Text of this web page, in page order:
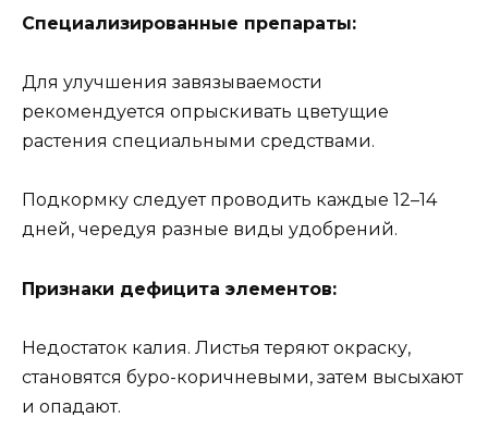
Специализированные препараты:
Для улучшения завязываемости
рекомендуется опрыскивать цветущие
растения специальными средствами.
Подкормку следует проводить каждые 12–14
дней, чередуя разные виды удобрений.
Признаки дефицита элементов:
Недостаток калия. Листья теряют окраску,
становятся буро-коричневыми, затем высыхают
и опадают.